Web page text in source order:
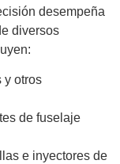
desempeña
diversos
y otros
de fuselaje
e inyectores de